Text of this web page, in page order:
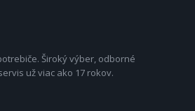
Široký výber, odborné
už viac ako 17 rokov.